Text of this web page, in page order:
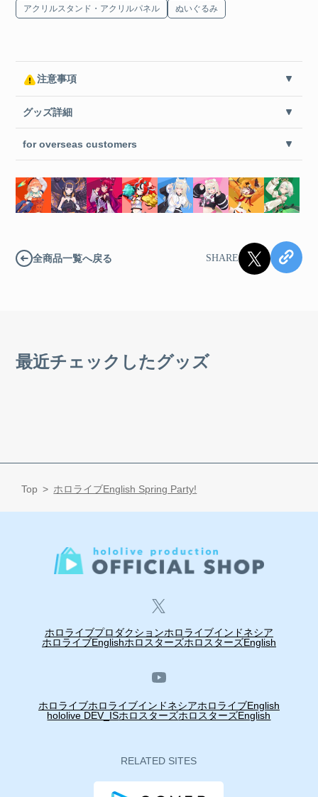
アクリルスタンド・アクリルパネル
ぬいぐるみ
注意事項
グッズ詳細
for overseas customers
全商品一覧へ戻る SHARE
最近チェックしたグッズ
Top ホロライブEnglish Spring Party!
ホロライブプロダクションホロライブインドネシア
ホロライブEnglishホロスターズホロスターズEnglish
ホロライブホロライブインドネシアホロライブEnglish
hololive DEV_ISホロスターズホロスターズEnglish
RELATED SITES